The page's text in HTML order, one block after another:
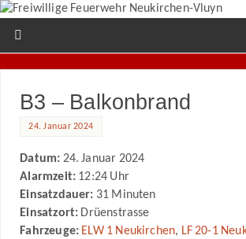
B3 – Balkonbrand
24. Januar 2024
Datum: 24. Januar 2024
Alarmzeit: 12:24 Uhr
Einsatzdauer: 31 Minuten
Einsatzort: Drüenstrasse
Fahrzeuge: ELW 1 Neukirchen, LF 20-1